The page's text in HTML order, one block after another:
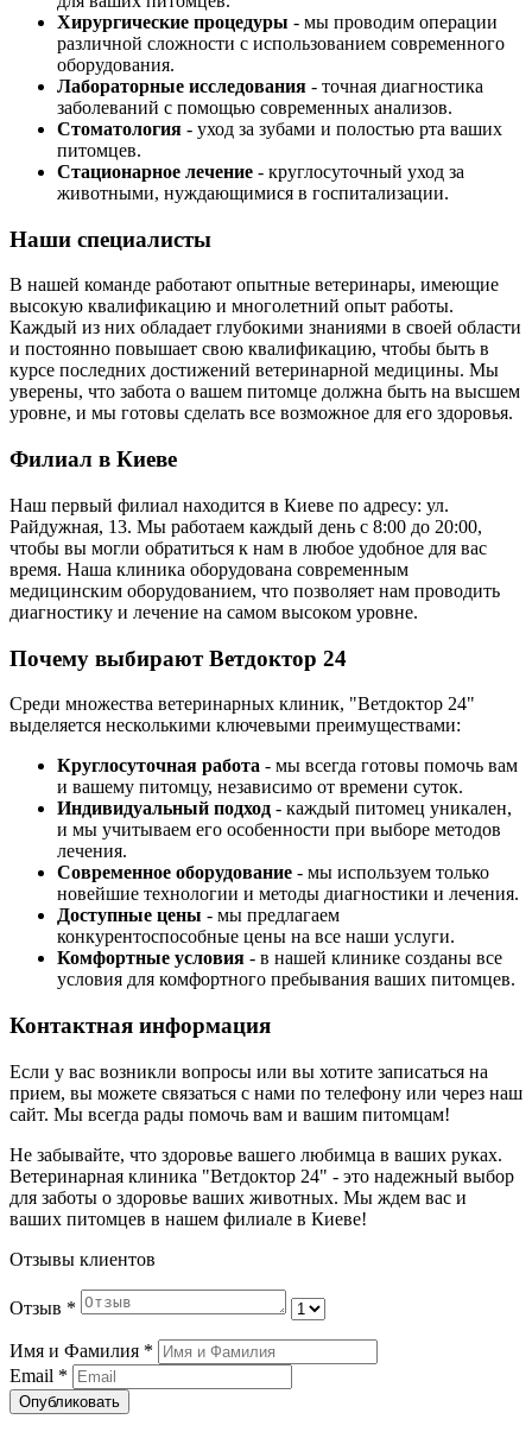
Хирургические процедуры - мы проводим операции
различной сложности с использованием современного
оборудования.
Лабораторные исследования - точная диагностика
заболеваний с помощью современных анализов.
Стоматология - уход за зубами и полостью рта ваших
питомцев.
Стационарное лечение - круглосуточный уход за
животными, нуждающимися в госпитализации.
Наши специалисты
В нашей команде работают опытные ветеринары, имеющие
высокую квалификацию и многолетний опыт работы.
Каждый из них обладает глубокими знаниями в своей области
и постоянно повышает свою квалификацию, чтобы быть в
курсе последних достижений ветеринарной медицины. Мы
уверены, что забота о вашем питомце должна быть на высшем
уровне, и мы готовы сделать все возможное для его здоровья.
Филиал в Киеве
Наш первый филиал находится в Киеве по адресу: ул.
Райдужная, 13. Мы работаем каждый день с 8:00 до 20:00,
чтобы вы могли обратиться к нам в любое удобное для вас
время. Наша клиника оборудована современным
медицинским оборудованием, что позволяет нам проводить
диагностику и лечение на самом высоком уровне.
Почему выбирают Ветдоктор 24
Среди множества ветеринарных клиник, "Ветдоктор 24"
выделяется несколькими ключевыми преимуществами:
Круглосуточная работа - мы всегда готовы помочь вам
и вашему питомцу, независимо от времени суток.
Индивидуальный подход - каждый питомец уникален,
и мы учитываем его особенности при выборе методов
лечения.
Современное оборудование - мы используем только
новейшие технологии и методы диагностики и лечения.
Доступные цены - мы предлагаем
конкурентоспособные цены на все наши услуги.
Комфортные условия - в нашей клинике созданы все
условия для комфортного пребывания ваших питомцев.
Контактная информация
Если у вас возникли вопросы или вы хотите записаться на
прием, вы можете связаться с нами по телефону или через наш
сайт. Мы всегда рады помочь вам и вашим питомцам!
Не забывайте, что здоровье вашего любимца в ваших руках.
Ветеринарная клиника "Ветдоктор 24" - это надежный выбор
для заботы о здоровье ваших животных. Мы ждем вас и
ваших питомцев в нашем филиале в Киеве!
Отзывы клиентов
Отзыв *
Имя и Фамилия *
Email *
Опубликовать